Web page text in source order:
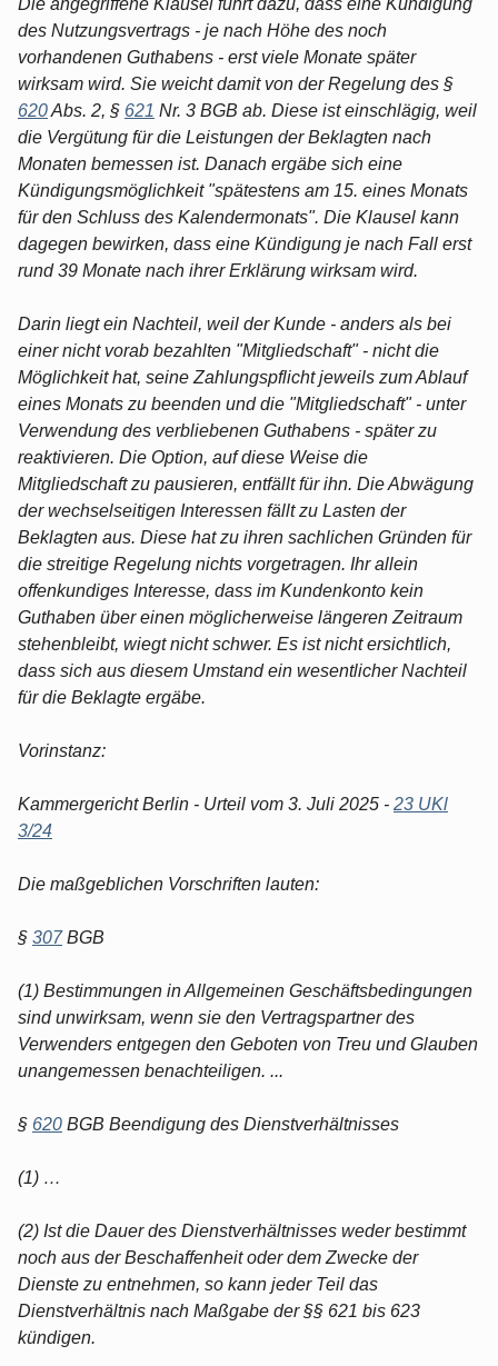
Die angegriffene Klausel führt dazu, dass eine Kündigung
des Nutzungsvertrags - je nach Höhe des noch
vorhandenen Guthabens - erst viele Monate später
wirksam wird. Sie weicht damit von der Regelung des §
620Abs. 2, § 621 Nr. 3 BGB ab. Diese ist einschlägig, weil
die Vergütung für die Leistungen der Beklagten nach
Monaten bemessen ist. Danach ergäbe sich eine
Kündigungsmöglichkeit "spätestens am 15. eines Monats
für den Schluss des Kalendermonats". Die Klausel kann
dagegen bewirken, dass eine Kündigung je nach Fall erst
rund 39 Monate nach ihrer Erklärung wirksam wird.
Darin liegt ein Nachteil, weil der Kunde - anders als bei
einer nicht vorab bezahlten "Mitgliedschaft" - nicht die
Möglichkeit hat, seine Zahlungspflicht jeweils zum Ablauf
eines Monats zu beenden und die "Mitgliedschaft" - unter
Verwendung des verbliebenen Guthabens - später zu
reaktivieren. Die Option, auf diese Weise die
Mitgliedschaft zu pausieren, entfällt für ihn. Die Abwägung
der wechselseitigen Interessen fällt zu Lasten der
Beklagten aus. Diese hat zu ihren sachlichen Gründen für
die streitige Regelung nichts vorgetragen. Ihr allein
offenkundiges Interesse, dass im Kundenkonto kein
Guthaben über einen möglicherweise längeren Zeitraum
stehenbleibt, wiegt nicht schwer. Es ist nicht ersichtlich,
dass sich aus diesem Umstand ein wesentlicher Nachteil
für die Beklagte ergäbe.
Vorinstanz:
Kammergericht Berlin - Urteil vom 3. Juli 2025 - 23 UKl
3/24
Die maßgeblichen Vorschriften lauten:
§ 307BGB
(1) Bestimmungen in Allgemeinen Geschäftsbedingungen
sind unwirksam, wenn sie den Vertragspartner des
Verwenders entgegen den Geboten von Treu und Glauben
unangemessen benachteiligen. ...
§ 620 BGB Beendigung des Dienstverhältnisses
(1) …
(2) Ist die Dauer des Dienstverhältnisses weder bestimmt
noch aus der Beschaffenheit oder dem Zwecke der
Dienste zu entnehmen, so kann jeder Teil das
Dienstverhältnis nach Maßgabe der §§ 621 bis 623
kündigen.